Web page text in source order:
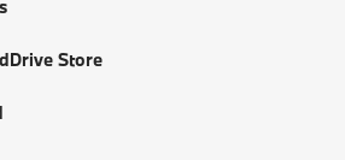
Store